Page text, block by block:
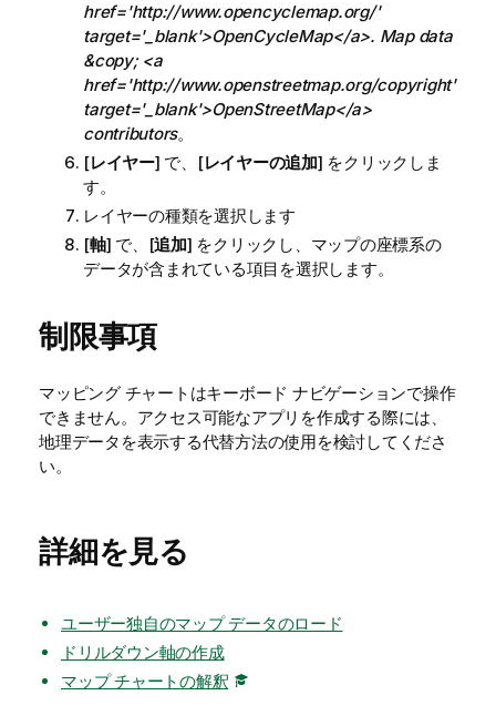
href='http://www.opencyclemap.org/'
target='_blank'>OpenCycleMap</a>. Map data
&copy; <a
href='http://www.openstreetmap.org/copyright'
target='_blank'>OpenStreetMap</a>
contributors。
[レイヤー] で、[レイヤーの追加] をクリックしま
す。
レイヤーの種類を選択します
[軸] で、[追加] をクリックし、マップの座標系の
データが含まれている項目を選択します。
制限事項
マッピング チャートはキーボード ナビゲーションで操作
できません。アクセス可能なアプリを作成する際には、
地理データを表示する代替方法の使用を検討してくださ
い。
詳細を見る
ユーザー独自のマップ データのロード
ドリルダウン軸の作成
マップ チャートの解釈